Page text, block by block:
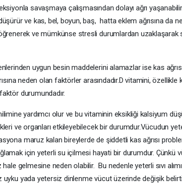
savaşmaya çalışmasından dolayı ağrı
ve kas, bel, boyun, baş, hatta eklem ağrısına da
ve mümkünse stresli durumlardan
uygun besin maddelerini alamazlar ise kas
neden olan faktörler arasındadır.D vitamini, özellikle
durumundadır.
yardımcı olur ve bu vitaminin eksikliği kalsiyum
ve organları etkileyebilecek bir durumdur.Vücudun
maruz kalan bireylerde de şiddetli kas ağrısı
için yeterli su içilmesi hayati bir durumdur. Çünkü
gelmesine neden olabilir. Bu nedenle yeterli sıvı
uyku yada yetersiz dinlenme vücut üzerinde değişik